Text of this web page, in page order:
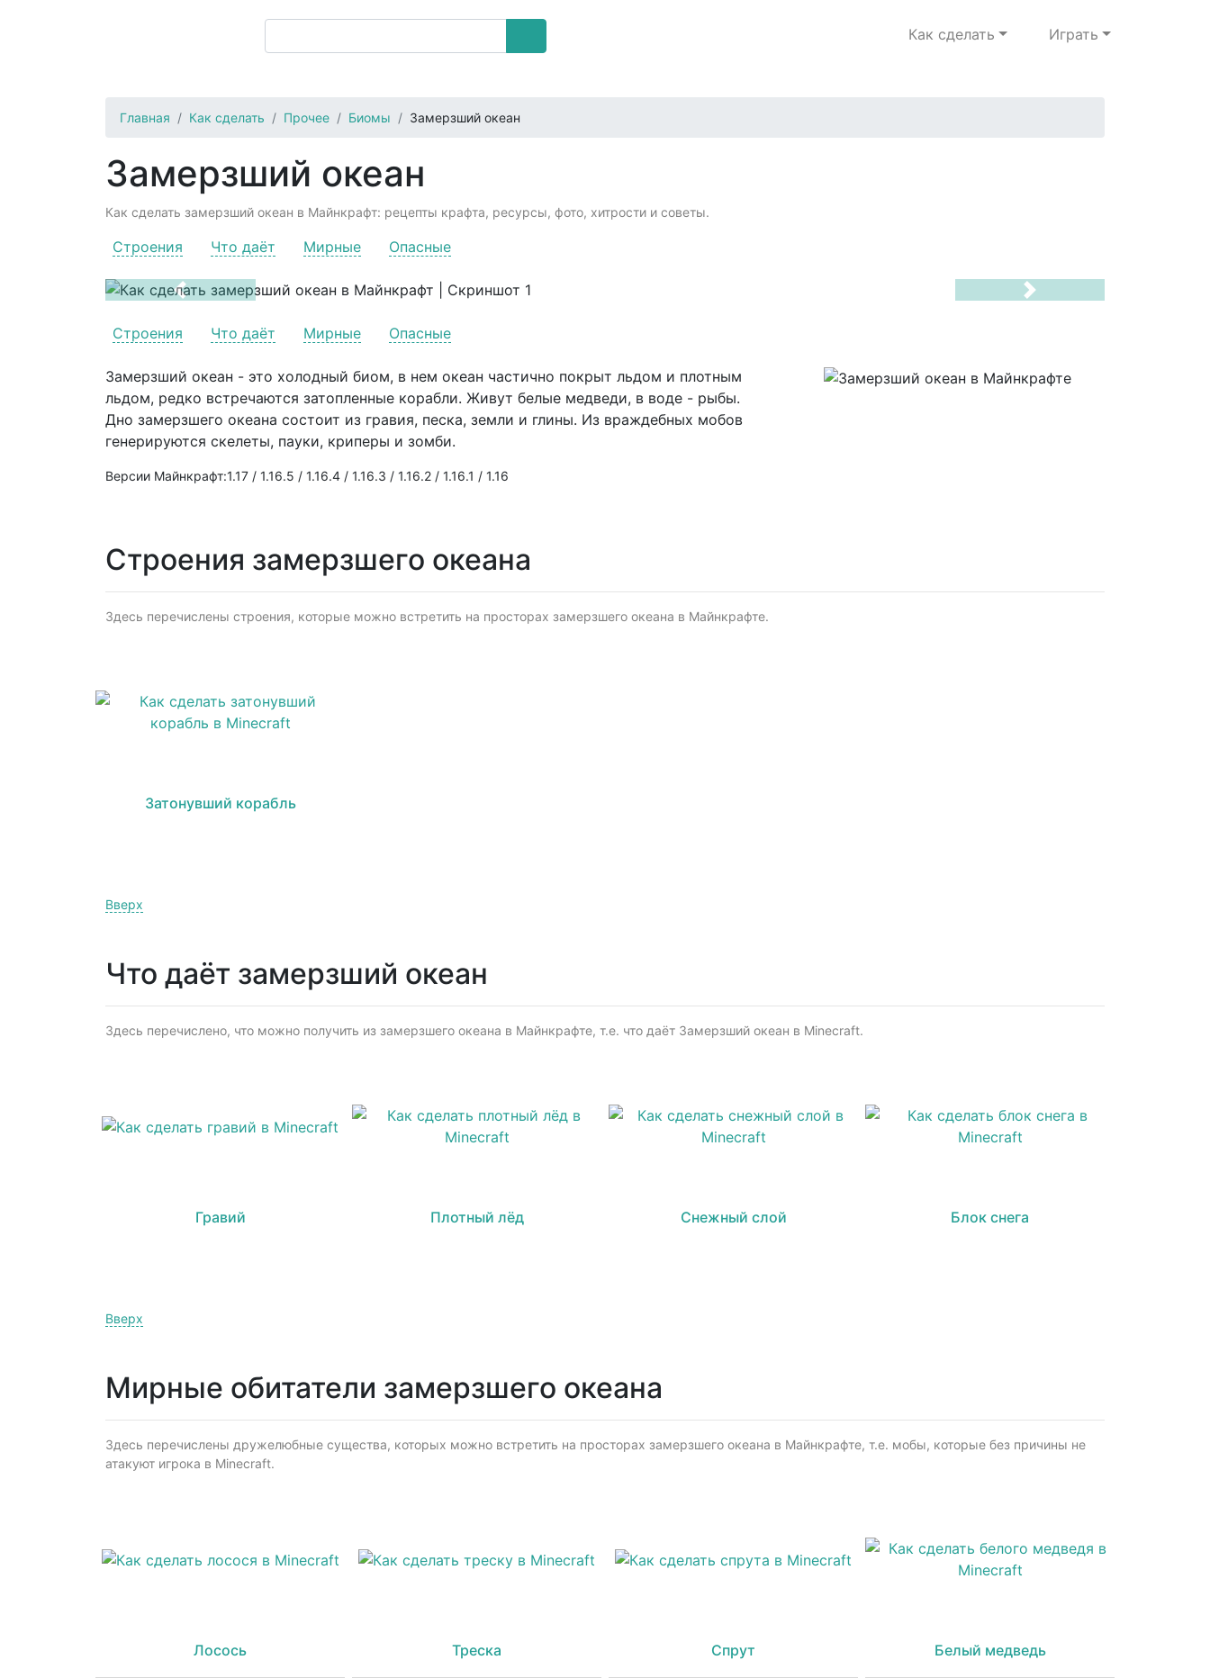
Как сделать Играть
Главная Как сделать Прочее Биомы Замерзший океан
Замерзший океан
Как сделать замерзший океан в Майнкрафт: рецепты крафта, ресурсы, фото, хитрости и советы.
Строения Что даёт Мирные Опасные
Previous
Next
Строения
Что даёт Мирные Опасные
Замерзший океан - это холодный биом, в нем океан частично покрыт льдом и плотным
льдом, редко встречаются затопленные корабли. Живут белые медведи, в воде - рыбы.
Дно замерзшего океана состоит из гравия, песка, земли и глины. Из враждебных мобов
генерируются скелеты, пауки, криперы и зомби.
Версии Майнкрафт:1.17 / 1.16.5 / 1.16.4 / 1.16.3 / 1.16.2 / 1.16.1 / 1.16
Строения замерзшего океана
Здесь перечислены строения, которые можно встретить на просторах замерзшего океана в Майнкрафте.
Затонувший корабль
Вверх
Что даёт замерзший океан
Здесь перечислено, что можно получить из замерзшего океана в Майнкрафте, т.е. что даёт Замерзший океан в Minecraft.
Гравий Плотный лёд Снежный слой Блок снега
Вверх
Мирные обитатели замерзшего океана
Здесь перечислены дружелюбные существа, которых можно встретить на просторах замерзшего океана в Майнкрафте, т.е. мобы, которые без причины не
атакуют игрока в Minecraft.
Лосось Треска Спрут Белый медведь